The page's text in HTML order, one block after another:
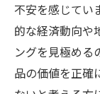
不安を感じてい
的な経済動向や
ングを見極める
品の価値を正確